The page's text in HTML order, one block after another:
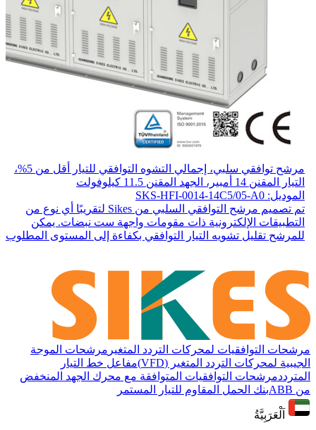
مرشح توافقي سلبي، إجمالي التشوه التوافقي للتيار أقل من 5%،
التيار المقنن 14 أمبير، الجهد المقنن 11.5 كيلوفولت
الموديل: SKS-HFI-0014-14C5/05-A0
تم تصميم مرشح التوافقي السلبي من Sikes لتقريبًا أي نوع من
التطبيقات الإلكترونية ذات مقومات واجهة ست نبضات. يمكن
للمرشح تقليل تشويه التيار التوافقي بكفاءة إلى المستوى المطلوب.
مرشحات التوافقيات لمحركات التردد المتغير مرشحات الموجة
الجيبية لمحركات التردد المتغير (VFD)
مفاعل خط التيار
المترددمرشحات التوافقيات المتوافقة مع محرك الجهد المنخفض
من ABB
بنك الحمل المقاوم للتيار المستمر
اَلْعَرَبِيَّةُ